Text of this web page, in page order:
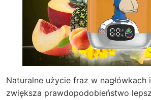
Naturalne użycie fraz w nagłówkach
zwiększa prawdopodobieństwo